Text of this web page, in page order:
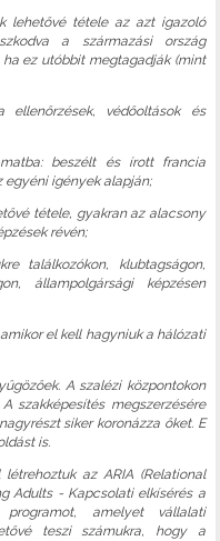
lehetővé tétele az azt igazoló
a származási ország
ez utóbbit megtagadják (mint
védőoltások és
beszélt és írott francia
egyéni igények alapján;
tétele, gyakran az alacsony
révén;
találkozókon, klubtagságon,
állampolgársági képzésen
el kell hagyniuk a hálózati
A szalézi központokon
szakképesítés megszerzésére
siker koronázza őket. E
is.
az ARIA (Relational
Adults - Kapcsolati elkísérés a
amelyet vállalati
teszi számukra, hogy a